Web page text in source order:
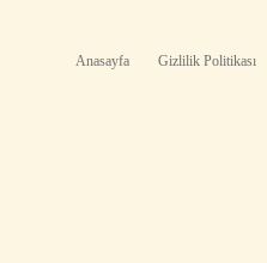
Anasayfa Gizlilik Politikası